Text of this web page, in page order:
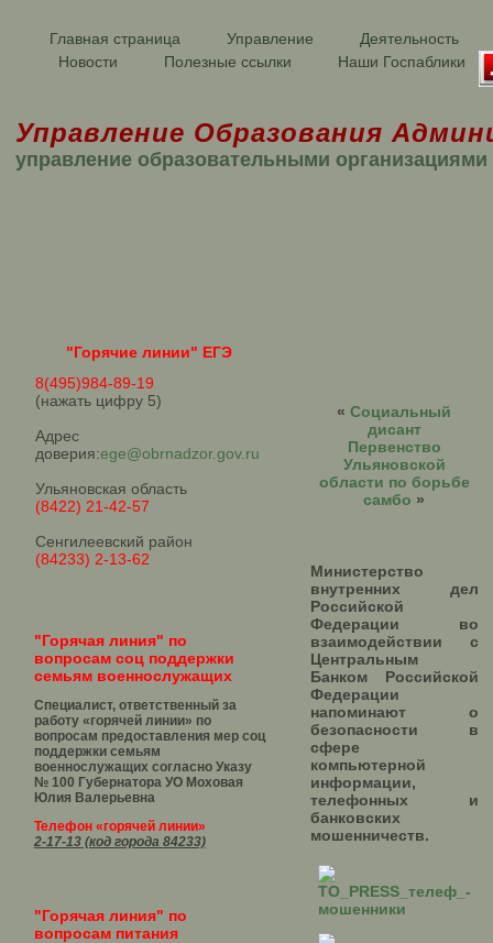
Главная страница Управление
Деятельность
Новости
Полезные ссылки Наши Госпаблики
Управление Образования
управление образовательными организациями
"Горячие линии" ЕГЭ
8(495)984-89-19
(нажать цифру 5)
Адрес
доверия:ege@obrnadzor.gov.ru
Ульяновская область
(8422) 21-42-57
Сенгилеевский район
(84233) 2-13-62
"Горячая линия" по
вопросам соц поддержки
семьям военнослужащих
Специалист, ответственный за
работу «горячей линии» по
вопросам предоставления мер соц
поддержки семьям
военнослужащих согласно Указу
№ 100 Губернатора УОМоховая
Юлия Валерьевна
Телефон «горячей линии»
2-17-13 (код города 84233)
"Горячая линия" по
вопросам питания
«Социальный
дисант
Первенство
Ульяновской
области по борьбе
самбо »
Министерство
внутренних дел
Российской
Федерации во
взаимодействии с
Центральным
Банком Российской
Федерации
напоминают о
безопасности в
сфере
компьютерной
информации,
телефонных и
банковских
мошенничеств.